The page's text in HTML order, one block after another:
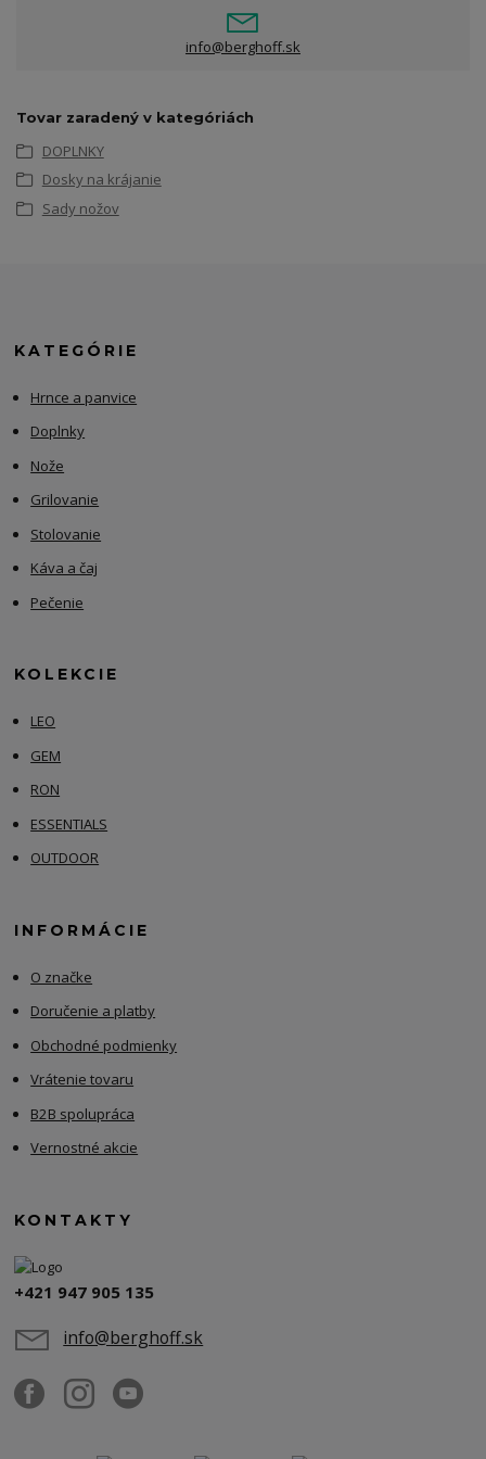
info@berghoff.sk
Tovar zaradený v kategóriách
DOPLNKY
Dosky na krájanie
Sady nožov
KATEGÓRIE
Hrnce a panvice
Doplnky
Nože
Grilovanie
Stolovanie
Káva a čaj
Pečenie
KOLEKCIE
LEO
GEM
RON
ESSENTIALS
OUTDOOR
INFORMÁCIE
O značke
Doručenie a platby
Obchodné podmienky
Vrátenie tovaru
B2B spolupráca
Vernostné akcie
KONTAKTY
+421 947 905 135
info@berghoff.sk